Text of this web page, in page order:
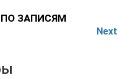
ЗАПИСЯМ
Next